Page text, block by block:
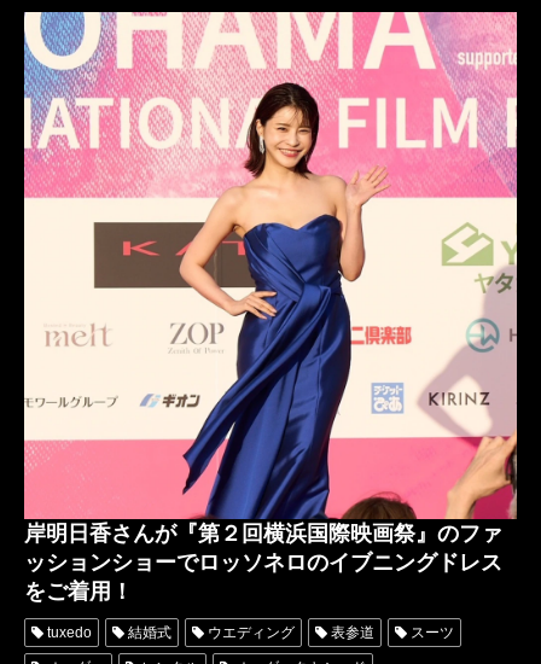
tuxedos 西陣織タキシード 名古屋
オーダータキシード東京 オーダータキシード名古屋
新郎衣装 レンタルタキシード東京
レンタルタキシード名古屋 横浜 芸能人 ROSSONERO
映画 タキシードオーダー東京 タキシードレンタル東京
タキシード靴 青山 YouTuber 神奈川
オーダータキシード横浜 レンタルタキシード横浜
RepezenFoxx レペゼンフォックス 岸洋佑
横浜国際映画祭 INI 村松健太 日プ2 ついてnothing
岸明日香 DJふぉい DJFoy レペゼン RUNWAY
菅野充 米倉涼子
第２回横浜国際映画祭 BAYSIDE PARTY Enishi
けいちゃん KANATSU
岸明日香さんが『第２回横浜国際映画祭』のファ
ッションショーでロッソネロのイブニングドレス
をご着用！
tuxedo 結婚式 ウエディング 表参道 スーツ